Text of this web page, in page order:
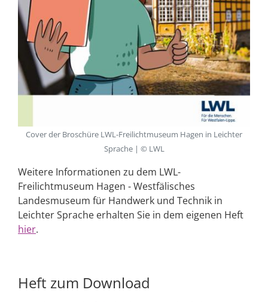
Weitere Informationen zu dem LWL-
Freilichtmuseum Hagen - Westfälisches
Landesmuseum für Handwerk und Technik in
Leichter Sprache erhalten Sie in dem eigenen Heft
hier.
Cover der Broschüre LWL-Freilichtmuseum Hagen in Leichter
Sprache | © LWL
Heft zum Download